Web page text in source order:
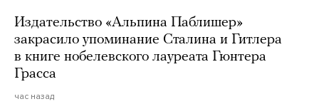
Издательство «Альпина Паблишер»
закрасило упоминание Сталина и Гитлера
в книге нобелевского лауреата Гюнтера
Грасса
час назад